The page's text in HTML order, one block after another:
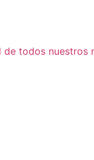
de todos